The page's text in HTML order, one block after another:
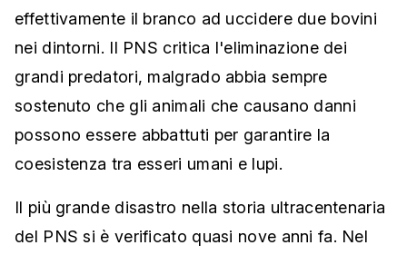
effettivamente il branco ad uccidere due bovini
nei dintorni. Il PNS critica l'eliminazione dei
grandi predatori, malgrado abbia sempre
sostenuto che gli animali che causano danni
possono essere abbattuti per garantire la
coesistenza tra esseri umani e lupi.
Il più grande disastro nella storia ultracentenaria
del PNS si è verificato quasi nove anni fa. Nel